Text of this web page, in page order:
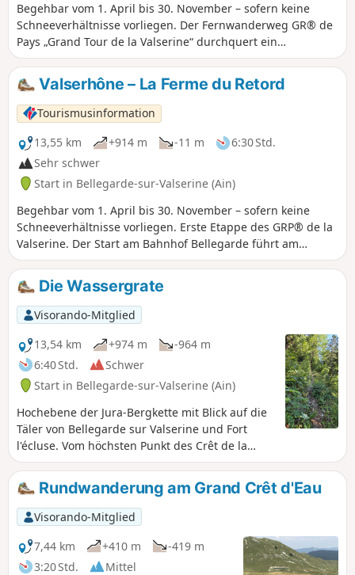
Begehbar vom 1. April bis 30. November – sofern keine
Schneeverhältnisse vorliegen. Der Fernwanderweg GR® de
Pays „Grand Tour de la Valserine“ durchquert ein
weitläufiges Gebiet im Departement Ain. Diese
Rundwanderroute führt durch den Regionalen Naturpark
Haut-Jura und durchquert die kontrastreichen Landschaften
des Plateaus von Retord, des Valserine-Tals, des Pays de
Gex und der Haute Chaîne du Jura. Ein Teil der Strecke führt
durch das Nationale Naturschutzgebiet der Haute Chaîne
du Jura, für das besondere Vorschriften gelten:Hunde sind
verboten, auch wennsie an der Leine geführt werden,
ebenso wie das Zelten.Bitte halten Sie sich an diese Regeln,
um den Reichtum dieser außergewöhnlichen Umgebung zu
bewahren.
Valserhône – La Ferme du Retord
Tourismusinformation
13,55 km
+914 m -11 m
6:30 Std.
Sehr schwer
Start in Bellegarde-sur-Valserine (Ain)
Begehbar vom 1. April bis 30. November – sofern keine
Schneeverhältnisse vorliegen. Erste Etappe des GRP® de la
Valserine. Der Start am Bahnhof Bellegarde führt am
Schloss Mussel und dem Weiler Ochiaz vorbei, bevor die
Route zum Plateau de Retord ansteigt. Nach 1,5 Stunden
Aufstieg durch den Wald erwartet Sie ein herrlicher
Ausblick auf das Jura-Gebirge und die Alpen. Die Etappe
endet in La Charnay, mit der Möglichkeit, in der Ferme de
Retord zu übernachten oder bis zur Refuge de la Conay
weiterzugehen.
Die Wassergrate
Visorando-Mitglied
13,54 km
+974 m
-964 m
6:40 Std.
Schwer
Start in Bellegarde-sur-Valserine (Ain)
Hochebene der Jura-Bergkette mit Blick auf die
Täler von Bellegarde sur Valserine und Fort
l'écluse. Vom höchsten Punkt des Crêt de la
Goutte aus hat man einen 360°-Panoramablick
auf den Naturpark Jura und den Genfer See auf
der Genfer Seite, mit einem Horizont, der von
den Alpen, darunter dem Mont Blanc, dominiert
wird.
Rundwanderung am Grand Crêt d'Eau
Visorando-Mitglied
7,44 km
+410 m
-419 m
3:20 Std.
Mittel